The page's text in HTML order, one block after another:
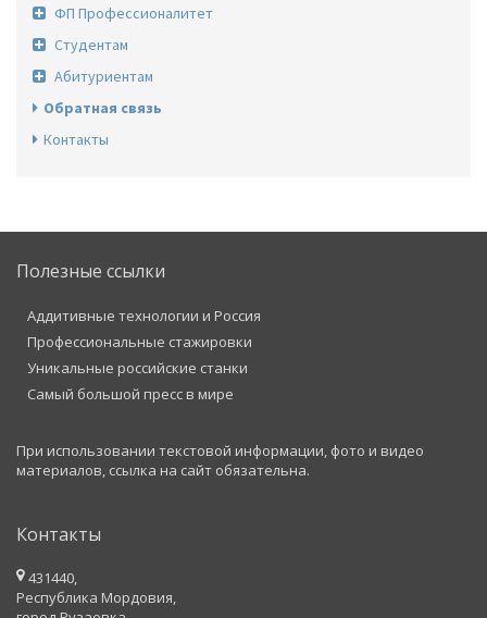
ФП Профессионалитет
Студентам
Абитуриентам
Обратная связь
Контакты
Полезные ссылки
Аддитивные технологии и Россия
Профессиональные стажировки
Уникальные российские станки
Самый большой пресс в мире
При использовании текстовой информации, фото и видео
материалов, ссылка на сайт обязательна.
Контакты
431440,
Республика Мордовия,